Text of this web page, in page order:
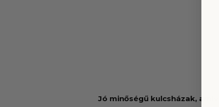
Jó minőségű kulcsházak,